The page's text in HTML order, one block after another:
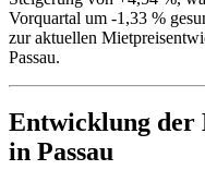
Vorquartal um -1,33 %
zur aktuellen
Passau.
Entwicklung der
in Passau